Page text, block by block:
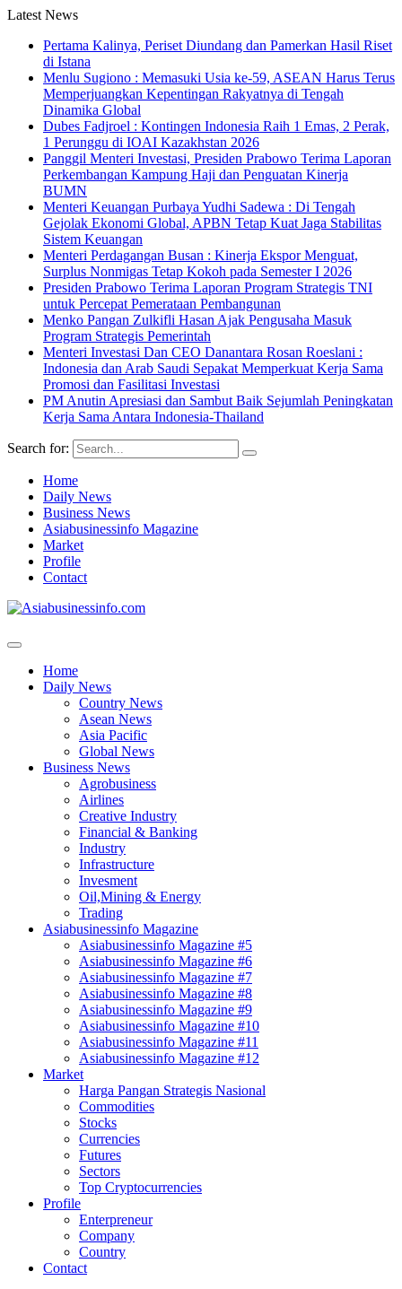
Latest News
Pertama Kalinya, Periset Diundang dan Pamerkan Hasil Riset
di Istana
Menlu Sugiono : Memasuki Usia ke-59, ASEAN Harus Terus
Memperjuangkan Kepentingan Rakyatnya di Tengah
Dinamika Global
Dubes Fadjroel : Kontingen Indonesia Raih 1 Emas, 2 Perak,
1 Perunggu di IOAI Kazakhstan 2026
Panggil Menteri Investasi, Presiden Prabowo Terima Laporan
Perkembangan Kampung Haji dan Penguatan Kinerja
BUMN
Menteri Keuangan Purbaya Yudhi Sadewa : Di Tengah
Gejolak Ekonomi Global, APBN Tetap Kuat Jaga Stabilitas
Sistem Keuangan
Menteri Perdagangan Busan : Kinerja Ekspor Menguat,
Surplus Nonmigas Tetap Kokoh pada Semester I 2026
Presiden Prabowo Terima Laporan Program Strategis TNI
untuk Percepat Pemerataan Pembangunan
Menko Pangan Zulkifli Hasan Ajak Pengusaha Masuk
Program Strategis Pemerintah
Menteri Investasi Dan CEO Danantara Rosan Roeslani :
Indonesia dan Arab Saudi Sepakat Memperkuat Kerja Sama
Promosi dan Fasilitasi Investasi
PM Anutin Apresiasi dan Sambut Baik Sejumlah Peningkatan
Kerja Sama Antara Indonesia-Thailand
Search for:
Home
Daily News
Business News
Asiabusinessinfo Magazine
Market
Profile
Contact
Home
Daily News
Country News
Asean News
Asia Pacific
Global News
Business News
Agrobusiness
Airlines
Creative Industry
Financial & Banking
Industry
Infrastructure
Invesment
Oil,Mining & Energy
Trading
Asiabusinessinfo Magazine
Asiabusinessinfo Magazine #5
Asiabusinessinfo Magazine #6
Asiabusinessinfo Magazine #7
Asiabusinessinfo Magazine #8
Asiabusinessinfo Magazine #9
Asiabusinessinfo Magazine #10
Asiabusinessinfo Magazine #11
Asiabusinessinfo Magazine #12
Market
Harga Pangan Strategis Nasional
Commodities
Stocks
Currencies
Futures
Sectors
Top Cryptocurrencies
Profile
Enterpreneur
Company
Country
Contact